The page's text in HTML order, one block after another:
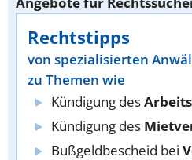
Rechtstipps
von spezialisierten
zu Themen wie
Kündigung des
Kündigung des
Bußgeldbescheid bei